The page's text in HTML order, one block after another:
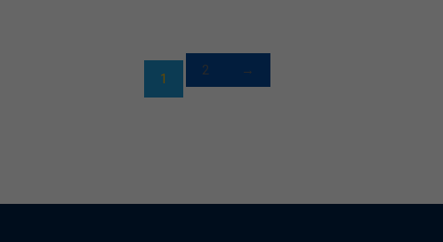
1
2 →